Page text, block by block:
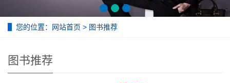
您的位置： 网站首页 > 图书推荐
图书推荐